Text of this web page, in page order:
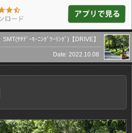
SMT(ｻﾀﾃﾞｰﾓｰﾆﾝｸﾞﾂｰﾘﾝｸﾞ)【DRIVE】
Date: 2022.10.08